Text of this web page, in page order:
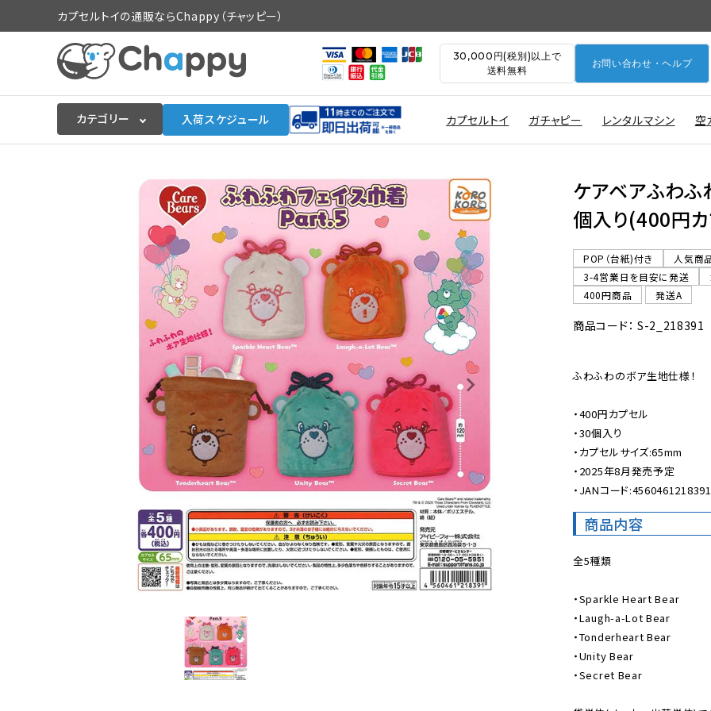
カプセルトイの通販ならChappy（チャッピー）
30,000円(税別)以上で
送料無料
お問い合わせ・ヘルプ
カテゴリー 入荷スケジュール カプセルトイ ガチャピー レンタルマシン 空
入荷スケジュールをチェック
カプセルトイマシン本体
よくあるご質問
ご利用ガイド
06-6282-7659
ケアベアふわ
個入り(400円
POP（台紙)付き
人気商
3-4営業日を目安に発送
400円商品
発送A
商品コード： S-2_218391
ふわふわのボア生地仕様！
・400円カプセル
・30個入り
・カプセルサイズ:65mm
・2025年8月発売予定
・JANコード:4560461218391
商品内容
全5種類
・Sparkle Heart Bear
・Laugh-a-Lot Bear
・Tonderheart Bear
・Unity Bear
・Secret Bear